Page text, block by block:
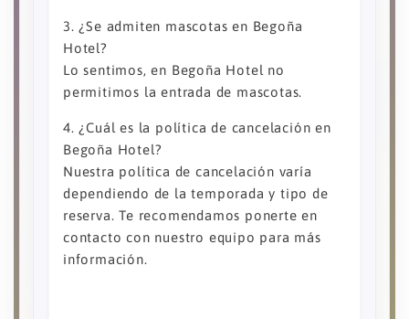
3. ¿Se admiten mascotas en Begoña
Hotel?
Lo sentimos, en Begoña Hotel no
permitimos la entrada de mascotas.
4. ¿Cuál es la política de cancelación en
Begoña Hotel?
Nuestra política de cancelación varía
dependiendo de la temporada y tipo de
reserva. Te recomendamos ponerte en
contacto con nuestro equipo para más
información.